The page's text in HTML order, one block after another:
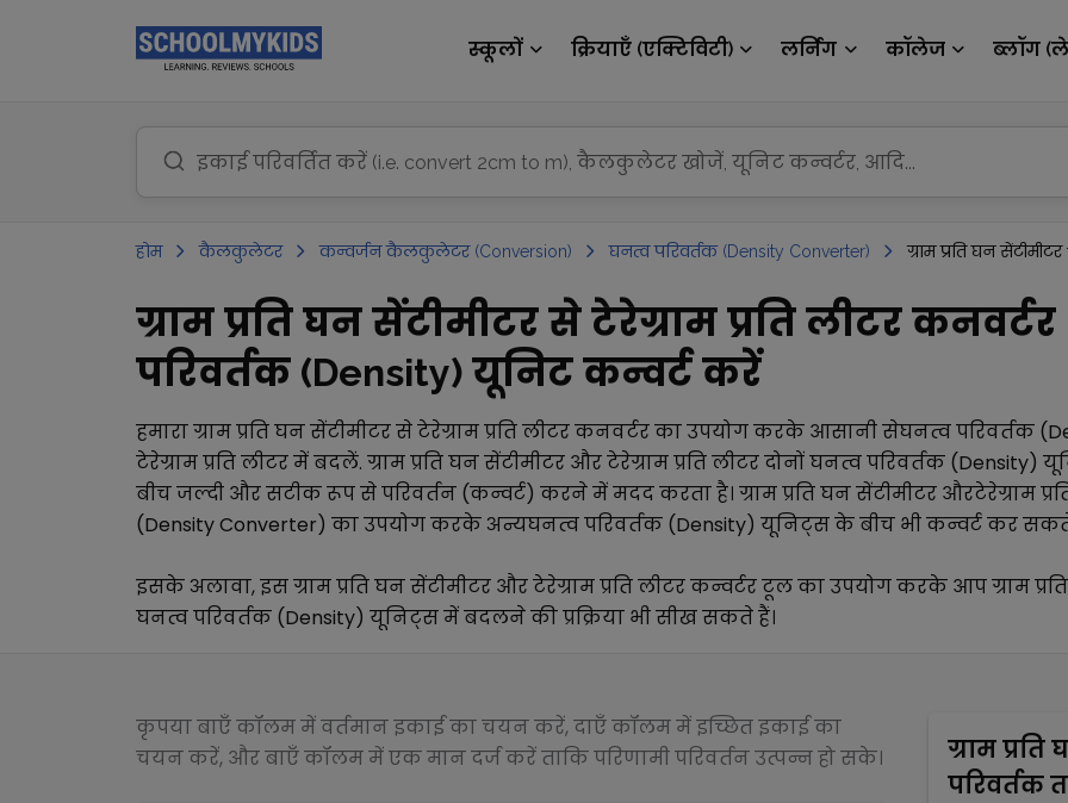
स्कूलों क्रियाएँ (एक्टिविटी) लर्निंग कॉलेज ब्लॉग
होम कैलकुलेटर कन्वर्जन कैलकुलेटर (Conversion) घनत्व परिवर्तक (Density Converter) ग्राम प्रति घन
ग्राम प्रति घन सेंटीमीटर से टेरेग्राम प्रति लीटर
परिवर्तक (Density) यूनिट कन्वर्ट करें
हमाराग्राम प्रति घन सेंटीमीटरसेटेरेग्राम प्रति लीटरकनवर्टर का उपयोग करके आसानी सेघनत्व परिवर्तक
टेरेग्राम प्रति लीटरमें बदलें. ग्राम प्रति घन सेंटीमीटर औरटेरेग्राम प्रति लीटरदोनोंघनत्व परिवर्तक (Density)
बीच जल्दी और सटीक रूप से परिवर्तन (कन्वर्ट) करने में मदद करता है। ग्राम प्रति घन सेंटीमीटर औरटेरेग्राम
(Density Converter) का उपयोग करके अन्यघनत्व परिवर्तक (Density) यूनिट्स के बीच भी कन्वर्ट कर
इसके अलावा, इसग्राम प्रति घन सेंटीमीटर औरटेरेग्राम प्रति लीटरकन्वर्टर टूल का उपयोग करके आपग्राम
घनत्व परिवर्तक (Density) यूनिट्स में बदलने की प्रक्रिया भी सीख सकते हैं।
कृपया बाएँ कॉलम में वर्तमान इकाई का चयन करें, दाएँ कॉलम में इच्छित इकाई का
चयन करें, और बाएँ कॉलम में एक मान दर्ज करें ताकि परिणामी परिवर्तन उत्पन्न हो सके।
ग्राम
परिवर्तक